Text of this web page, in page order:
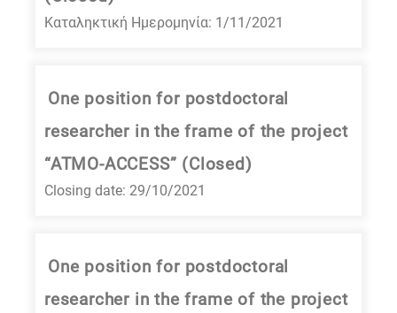
Καταληκτική Ημερομηνία: 1/11/2021
One position for postdoctoral
researcher in the frame of the project
“ATMO-ACCESS” (Closed)
Closing date: 29/10/2021
One position for postdoctoral
researcher in the frame of the project